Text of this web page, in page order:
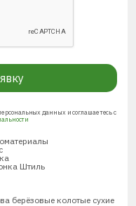
данных и соглашаетесь с
Штиль
берёзовые колотые сухие